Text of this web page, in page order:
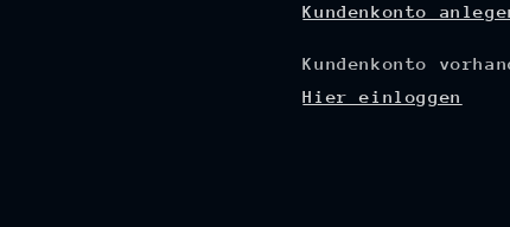
Kundenkonto
Kundenkonto
Hier einloggen